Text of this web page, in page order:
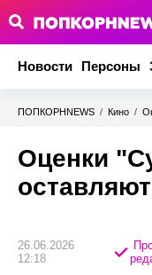
Новости Персоны
ПОПКОРНNEWS / Кино /
Оценки
26.06.2026
12:18